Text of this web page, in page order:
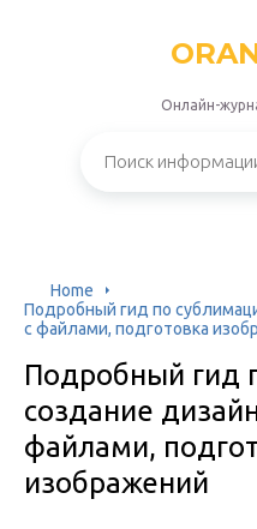
Онлайн-
Home
Подробный гид по
с файлами, подготовка
Подробный гид
создание
файлами,
изображений